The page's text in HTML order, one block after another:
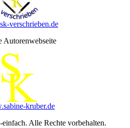
verschrieben.de
Autorenwebseite
kruber.de
Alle Rechte vorbehalten.